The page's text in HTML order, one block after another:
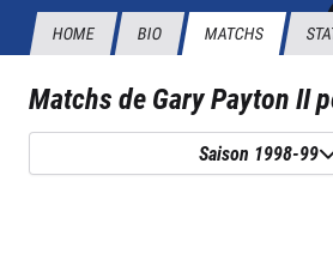
HOME BIO MATCHS
Matchs deGary Payton II
Saison 1998-99